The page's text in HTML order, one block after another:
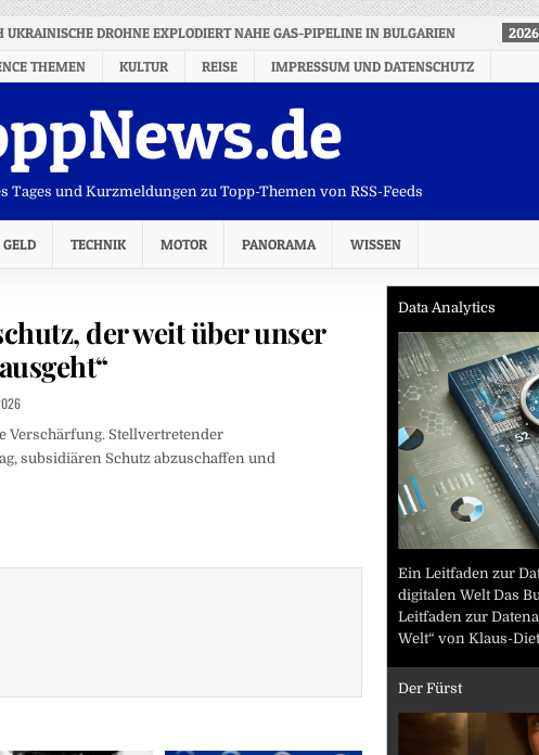
DROHNE EXPLODIERT NAHE GAS-PIPELINE IN BULGARIEN
THEMEN KULTUR REISE IMPRESSUM UND DATENSCHUTZ
Tages und Kurzmeldungen zu Topp-Themen von RSS-Feeds
GELD TECHNIK MOTOR PANORAMA WISSEN
der weit über unser
Stellvertretender
subsidiären Schutz abzuschaffen und
Data Analytics
Ein Leitfaden zur
digitalen Welt Das
Leitfaden zur
Welt“ von Klaus-
Der Fürst